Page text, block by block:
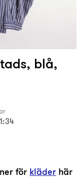
blå,
för kläder här